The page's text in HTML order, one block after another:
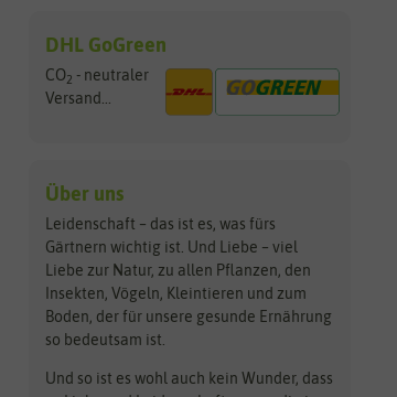
DHL GoGreen
CO2 - neutraler
Versand...
Über uns
Leidenschaft – das ist es, was fürs
Gärtnern wichtig ist. Und Liebe – viel
Liebe zur Natur, zu allen Pflanzen, den
Insekten, Vögeln, Kleintieren und zum
Boden, der für unsere gesunde Ernährung
so bedeutsam ist.
Und so ist es wohl auch kein Wunder, dass